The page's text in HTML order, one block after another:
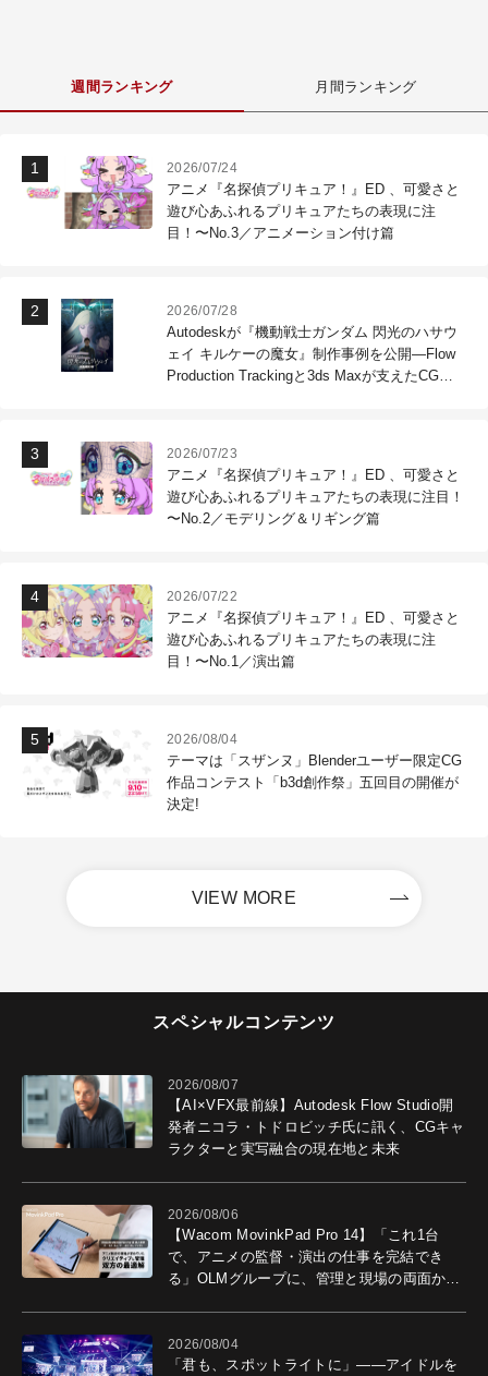
週間ランキング 月間ランキング
2026/07/24
アニメ『名探偵プリキュア！』ED 、可愛さと
遊び心あふれるプリキュアたちの表現に注
目！〜No.3／アニメーション付け篇
2026/07/28
Autodeskが『機動戦士ガンダム 閃光のハサウ
ェイ キルケーの魔女』制作事例を公開―Flow
Production Trackingと3ds Maxが支えたCG制
2026/07/23
アニメ『名探偵プリキュア！』ED 、可愛さと
遊び心あふれるプリキュアたちの表現に注目！
〜No.2／モデリング＆リギング篇
2026/07/22
アニメ『名探偵プリキュア！』ED 、可愛さと
遊び心あふれるプリキュアたちの表現に注
目！〜No.1／演出篇
2026/08/04
テーマは「スザンヌ」Blenderユーザー限定CG
作品コンテスト「b3d創作祭」五回目の開催が
決定!
VIEW MORE
スペシャルコンテンツ
2026/08/07
【AI×VFX最前線】Autodesk Flow Studio開
発者ニコラ・トドロビッチ氏に訊く、CGキャ
ラクターと実写融合の現在地と未来
2026/08/06
【Wacom MovinkPad Pro 14】「これ1台
で、アニメの監督・演出の仕事を完結でき
る」OLMグループに、管理と現場の両面から
2026/08/04
「君も、スポットライトに」――アイドルを